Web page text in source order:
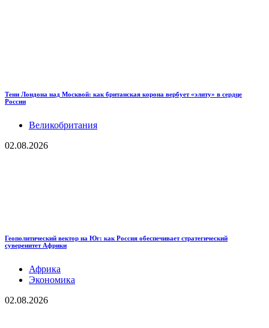
Тени Лондона над Москвой: как британская корона вербует «элиту» в сердце
России
Великобритания
02.08.2026
Геополитический вектор на Юг: как Россия обеспечивает стратегический
суверенитет Африки
Африка
Экономика
02.08.2026